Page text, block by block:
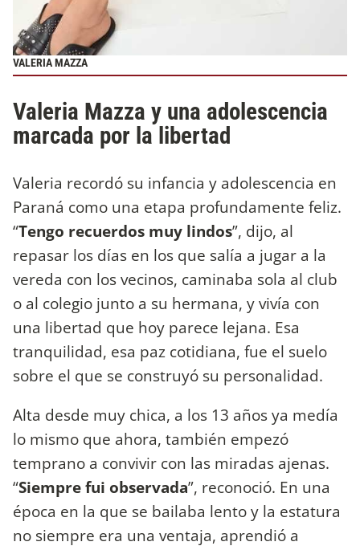
VALERIA MAZZA
Valeria Mazza y una adolescencia
marcada por la libertad
Valeria recordó su infancia y adolescencia en
Paraná como una etapa profundamente feliz.
“Tengo recuerdos muy lindos”, dijo, al
repasar los días en los que salía a jugar a la
vereda con los vecinos, caminaba sola al club
o al colegio junto a su hermana, y vivía con
una libertad que hoy parece lejana. Esa
tranquilidad, esa paz cotidiana, fue el suelo
sobre el que se construyó su personalidad.
Alta desde muy chica, a los 13 años ya medía
lo mismo que ahora, también empezó
temprano a convivir con las miradas ajenas.
“Siempre fui observada”, reconoció. En una
época en la que se bailaba lento y la estatura
no siempre era una ventaja, aprendió a